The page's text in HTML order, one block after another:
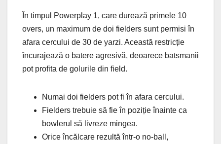
În timpul Powerplay 1, care durează primele 10
overs, un maximum de doi fielders sunt permisi în
afara cercului de 30 de yarzi. Această restricție
încurajează o batere agresivă, deoarece batsmanii
pot profita de golurile din field.
Numai doi fielders pot fi în afara cercului.
Fielders trebuie să fie în poziție înainte ca
bowlerul să livreze mingea.
Orice încălcare rezultă într-o no-ball,